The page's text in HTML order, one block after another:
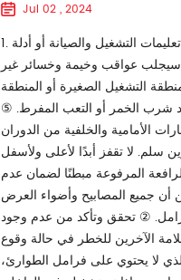
Jul 02 , 2024
التشغيل والصيانة أو أدلة
سيجلب عواقب وخيمة وخسائر غير
التشغيل الصغيرة أو المنطقة
شرب الخمر أو التعب المفرط. ⑤
الأمامية والخلفية من الدوران
سلم. لا تقفز أبدًا لأعلى ولأسفل
المرفوعة مبطنًا لضمان عدم
تحقق وتأكد من أن جميع المصابيح وأضواء العرض
② تحقق وتأكد من عدم وجود
الآخرين للخطر في حالة وقوع
لا يحتوي على فرامل الطوارئ،